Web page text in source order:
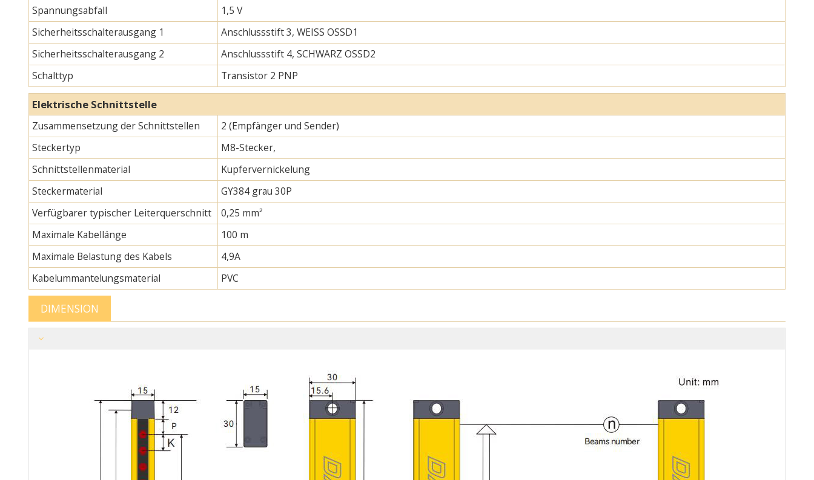
Spannungsabfall
1,5 V
Sicherheitsschalterausgang 1
Anschlussstift 3, WEISS OSSD1
Sicherheitsschalterausgang 2
Anschlussstift 4, SCHWARZ OSSD2
Schalttyp
Transistor 2 PNP
Elektrische Schnittstelle
Zusammensetzung der Schnittstellen
2 (Empfänger und Sender)
Steckertyp
M8-Stecker,
Schnittstellenmaterial
Kupfervernickelung
Steckermaterial
GY384 grau 30P
Verfügbarer typischer Leiterquerschnitt
0,25 mm²
Maximale Kabellänge
100 m
Maximale Belastung des Kabels
4,9A
Kabelummantelungsmaterial
PVC
DIMENSION